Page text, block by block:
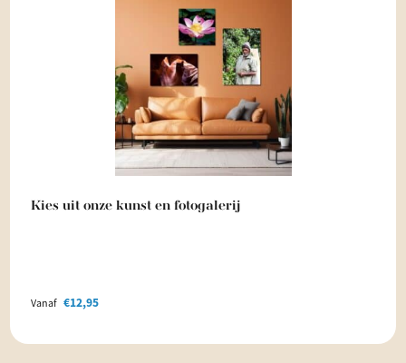
Kies uit onze kunst en fotogalerij
Vanaf €12,95